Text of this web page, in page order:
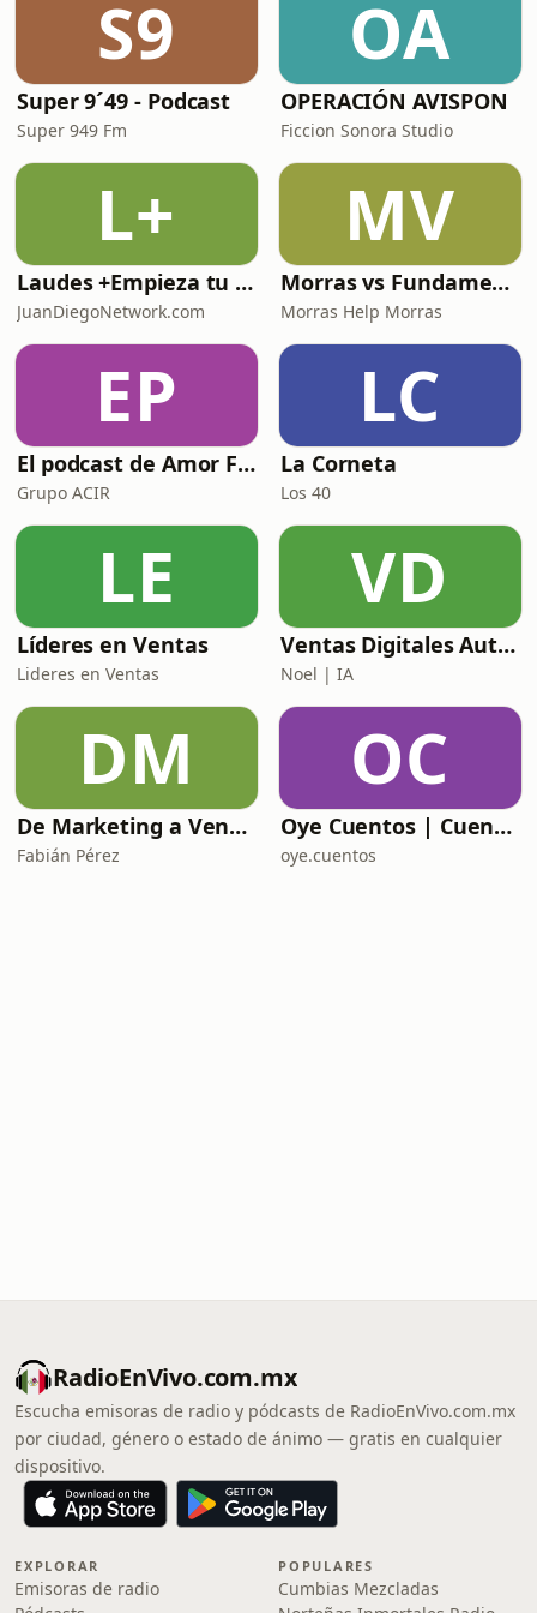
S9
Super 9´49 - Podcast
Super 949 Fm
OA
OPERACIÓN AVISPON
Ficcion Sonora Studio
L+
Laudes +Empieza tu día en oración junto con toda la Iglesia+
JuanDiegoNetwork.com
MV
Morras vs Fundamentalismos
Morras Help Morras
EP
El podcast de Amor FM
Grupo ACIR
LC
La Corneta
Los 40
LE
Líderes en Ventas
Lideres en Ventas
VD
Ventas Digitales Automotrices: De BDC a DCA
Noel | IA
DM
De Marketing a Ventas
Fabián Pérez
OC
Oye Cuentos | Cuentos Infantiles que conectan con la imaginación.
oye.cuentos
RadioEnVivo.com.mx
Escucha emisoras de radio y pódcasts de RadioEnVivo.com.mx
por ciudad, género o estado de ánimo — gratis en cualquier
dispositivo.
EXPLORAR
Emisoras de radio
POPULARES
Cumbias Mezcladas